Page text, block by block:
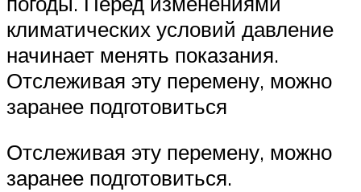
климатических условий давление
начинает менять показания.
Отслеживая эту перемену, можно
заранее подготовиться
Отслеживая эту перемену, можно
заранее подготовиться.